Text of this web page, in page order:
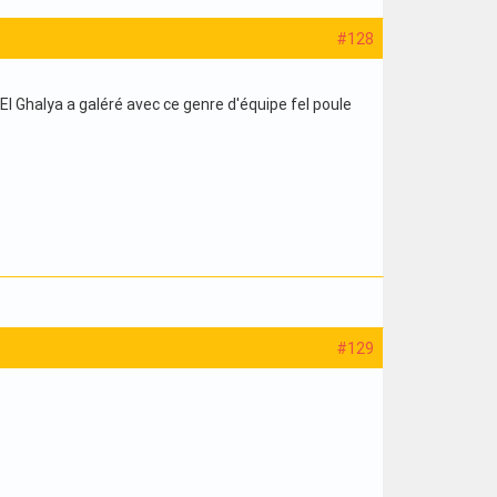
#128
Ghalya a galéré avec ce genre d'équipe fel poule
#129